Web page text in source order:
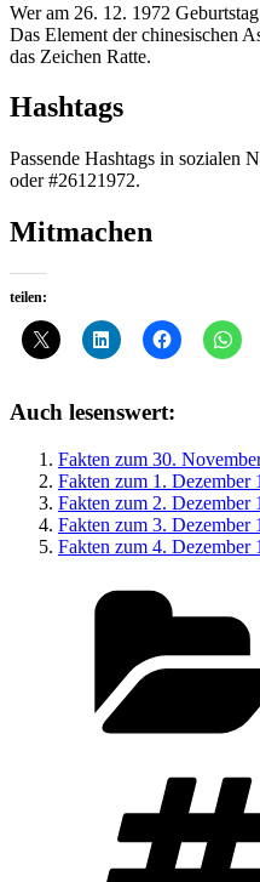
Wer am 26. 12. 1972
Das Element der chinesischen
das Zeichen Ratte.
Hashtags
Passende Hashtags in sozialen
oder #26121972.
Mitmachen
teilen:
Auch lesenswert:
Fakten zum 30.
Fakten zum 1. Dezember
Fakten zum 2. Dezember
Fakten zum 3. Dezember
Fakten zum 4. Dezember